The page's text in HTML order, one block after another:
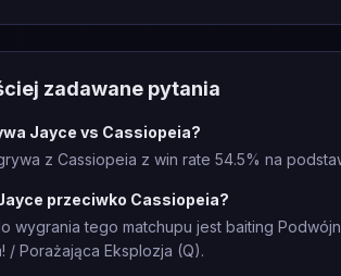
zadawane pytania
Jayce vs Cassiopeia?
z Cassiopeia z win rate 54.5% na
przeciwko Cassiopeia?
wygrania tego matchupu jest baiting
/ Porażająca Eksplozja (Q).